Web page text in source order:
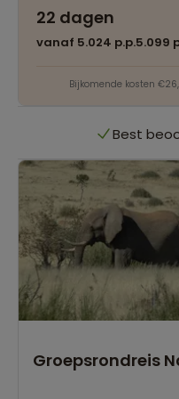
22 dagen
vanaf 5.024 p.p.5.099
Bijkomende kosten
Het
Persoonlijk
Best
Het
Persoonlijk
Best
Groepsrondreis